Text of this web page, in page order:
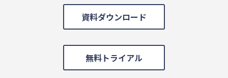
資料ダウンロード
無料トライアル